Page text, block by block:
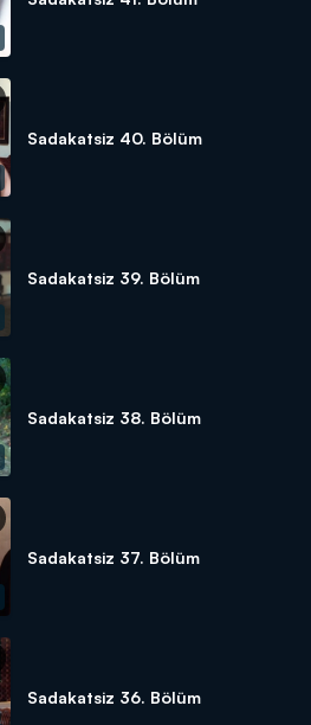
Sadakatsiz 40. Bölüm
Sadakatsiz 39. Bölüm
Sadakatsiz 38. Bölüm
Sadakatsiz 37. Bölüm
Sadakatsiz 36. Bölüm